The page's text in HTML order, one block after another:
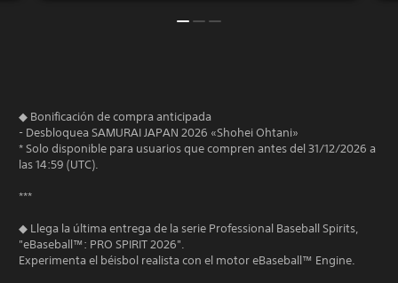
◆ Bonificación de compra anticipada
- Desbloquea SAMURAI JAPAN 2026 «Shohei Ohtani»
* Solo disponible para usuarios que compren antes del 31/12/2026 a
las 14:59 (UTC).
***
◆ Llega la última entrega de la serie Professional Baseball Spirits,
"eBaseball™: PRO SPIRIT 2026".
Experimenta el béisbol realista con el motor eBaseball™ Engine.